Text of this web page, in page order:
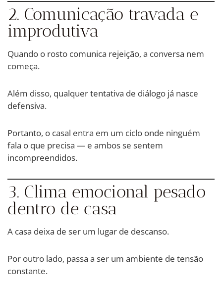
2. Comunicação travada e
improdutiva
Quando o rosto comunica rejeição, a conversa nem
começa.
Além disso, qualquer tentativa de diálogo já nasce
defensiva.
Portanto, o casal entra em um ciclo onde ninguém
fala o que precisa — e ambos se sentem
incompreendidos.
3. Clima emocional pesado
dentro de casa
A casa deixa de ser um lugar de descanso.
Por outro lado, passa a ser um ambiente de tensão
constante.